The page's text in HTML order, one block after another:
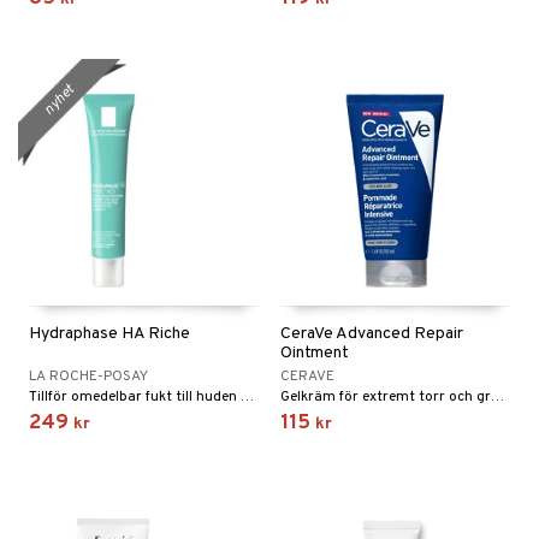
Hydraphase HA Riche
LA ROCHE-POSAY
Tillför omedelbar fukt till huden och innehåller hyaluronsyra, som hjälper till att binda fukt i huden.
249 kr
nyhet
CeraVe Advanced Repair
Ointment
CERAVE
Gelkräm för extremt torr och grov hud som skyddar, lugnar och återfuktar huden.
115 kr